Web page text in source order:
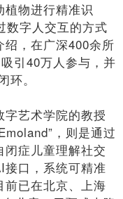
物进行精准识
数字人交互的方式
，在广深400余所
引40万人参与，并
。
艺术学院的教授
，则是通过
症儿童理解社交
口，系统可精准
已在北京、上海